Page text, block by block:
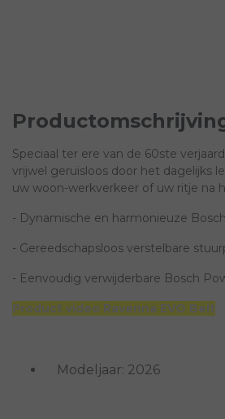
Speciaal ter ere van de 60ste
vrijwel geruisloos door het dagelijks
uw woon-werkverkeer of uw ritje na
- Dynamische en harmonieuze
- Gereedschapsloos verstelbare
- Eenvoudig verwijderbare Bosch
Product video Ravenna EVO Belt
Modeljaar: 2026